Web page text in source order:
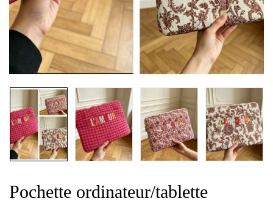
Pochette ordinateur/tablette